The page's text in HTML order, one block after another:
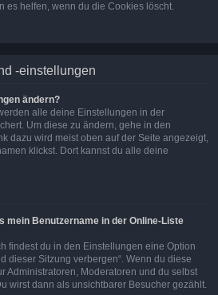
es helfen, wenn du die Cookies löscht.
-einstellungen
ändern?
alle deine Einstellungen in der
Um diese zu ändern, gehe in den
dazu wird meist oben auf der Seite angezeigt,
klickst. Dort kannst du alle deine
mein Benutzername in der Online-Liste
findest du in den Einstellungen eine Option
dieser Sitzung verbergen“. Wenn du diese
Administratoren, Moderatoren und du selbst
wirst dann als unsichtbarer Besucher gezählt.